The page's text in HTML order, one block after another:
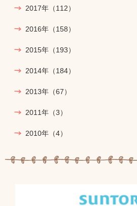
2017年 （112）
2016年 （158）
2015年 （193）
2014年 （184）
2013年 （67）
2011年 （3）
2010年 （4）